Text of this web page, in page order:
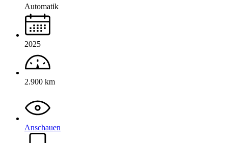
Automatik
2025
2.900 km
Anschauen